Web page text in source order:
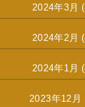
2024年3月
2024年2月
2024年1月
2023年12月